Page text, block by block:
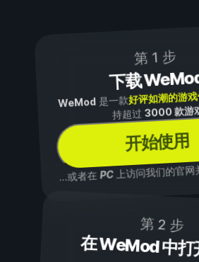
第 1 步
下载
WeMod是一款好评如潮的游
持超过3000 款游
开始使用
...或者在PC上访问我们的官网
第 2 步
在 WeMod 中